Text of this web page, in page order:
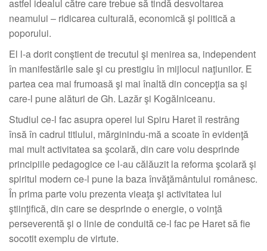
astfel idealul către care trebue să tindă desvoltarea
neamului – ridicarea culturală, economică şi politică a
poporului.
El l-a dorit conştient de trecutul şi menirea sa, independent
în manifestările sale şi cu prestigiu în mijlocul naţiunilor. E
partea cea mai frumoasă şi mai înaltă din concepţia sa şi
care-l pune alături de Gh. Lazăr şi Kogălniceanu.
Studiul ce-l fac asupra operei lui Spiru Haret îl restrâng
însă în cadrul titlului, mărginindu-mă a scoate în evidenţă
mai mult activitatea sa şcolară, din care voiu desprinde
principiile pedagogice ce l-au călăuzit la reforma şcolară şi
spiritul modern ce-l pune la baza învăţământului românesc.
În prima parte voiu prezenta vieaţa şi activitatea lui
ştiinţifică, din care se desprinde o energie, o voinţă
perseverentă şi o linie de conduită ce-l fac pe Haret să fie
socotit exemplu de virtute.